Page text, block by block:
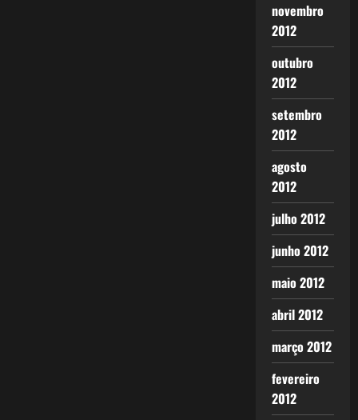
novembro
2012
outubro
2012
setembro
2012
agosto
2012
julho 2012
junho 2012
maio 2012
abril 2012
março 2012
fevereiro
2012